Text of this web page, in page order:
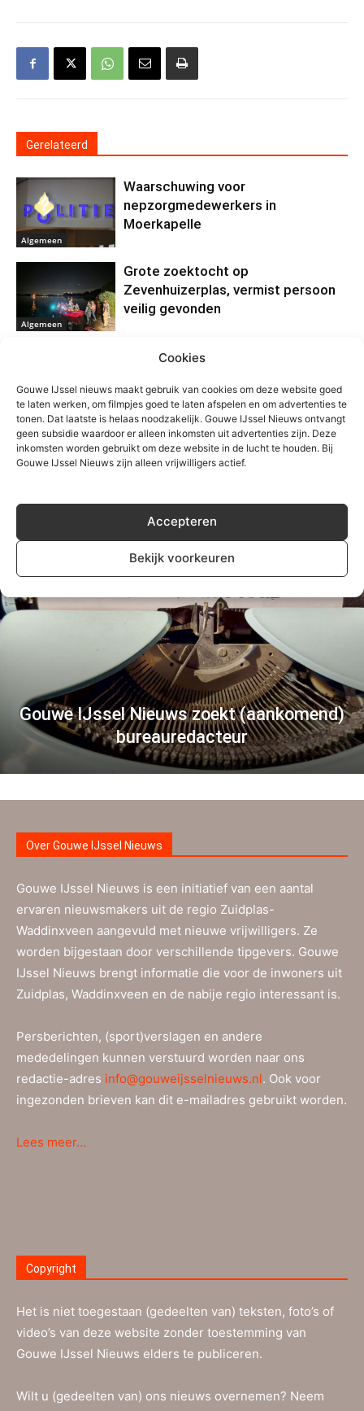
Cookies
Gouwe IJssel nieuws maakt gebruik van cookies om deze website goed
te laten werken, om filmpjes goed te laten afspelen en om advertenties te
tonen. Dat laatste is helaas noodzakelijk. Gouwe IJssel Nieuws ontvangt
geen subsidie waardoor er alleen inkomsten uit advertenties zijn. Deze
inkomsten worden gebruikt om deze website in de lucht te houden. Bij
Gouwe IJssel Nieuws zijn alleen vrijwilligers actief.
Accepteren
Bekijk voorkeuren
Gerelateerd
Algemeen
Waarschuwing voor
nepzorgmedewerkers in
Moerkapelle
Algemeen
Grote zoektocht op
Zevenhuizerplas, vermist persoon
veilig gevonden
Algemeen
Motorrijder gewond na eenzijdig
Nieuwerkerk
Gouwe IJssel Nieuws zoekt (aankomend)
bureauredacteur
Over Gouwe IJssel Nieuws
Gouwe IJssel Nieuws is een initiatief van een aantal
ervaren nieuwsmakers uit de regio Zuidplas-
Waddinxveen aangevuld met nieuwe vrijwilligers. Ze
worden bijgestaan door verschillende tipgevers. Gouwe
IJssel Nieuws brengt informatie die voor de inwoners uit
Zuidplas, Waddinxveen en de nabije regio interessant is.
Persberichten, (sport)verslagen en andere
mededelingen kunnen verstuurd worden naar ons
redactie-adres info@gouweijsselnieuws.nl. Ook voor
ingezonden brieven kan dit e-mailadres gebruikt worden.
Lees meer…
Copyright
Het is niet toegestaan (gedeelten van) teksten, foto’s of
video’s van deze website zonder toestemming van
Gouwe IJssel Nieuws elders te publiceren.
Wilt u (gedeelten van) ons nieuws overnemen? Neem